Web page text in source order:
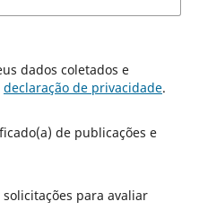
declaração de privacidade.